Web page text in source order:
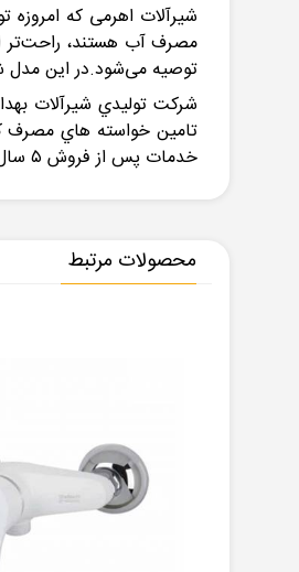
شیرآلات اهرمی که امروزه
مصرف آب هستند، راحت‌تر
توصیه می‌شود.در این
شركت توليدي شيرآلات
تامين خواسته هاي مصرف
خدمات پس از فروش ٥ سال ضمانت و تأمين قطعات،همواره در كنار شما مصرف كنندگان باقي خواهد ماند.
محصولات مرتبط